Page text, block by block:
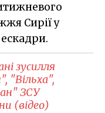
Сирії у
зусилля
"Вільха",
ЗСУ
(відео)